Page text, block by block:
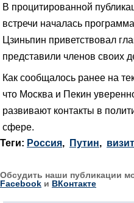
В процитированной
встречи началась
Цзиньпин приветствовал
представили членов своих
Как сообщалось ранее на
что Москва и Пекин
развивают контакты в
сфере.
Теги: Россия, Путин, визит
Обсудить наши публикации
Facebook и ВКонтакте